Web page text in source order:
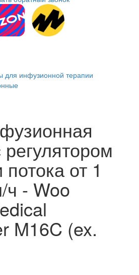
для инфузионной терапии
потока от 1
- Woo
M16C (ex.